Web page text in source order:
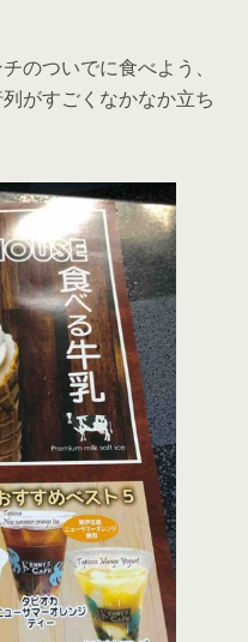
のついでに食べよう、
がすごくなかなか立ち